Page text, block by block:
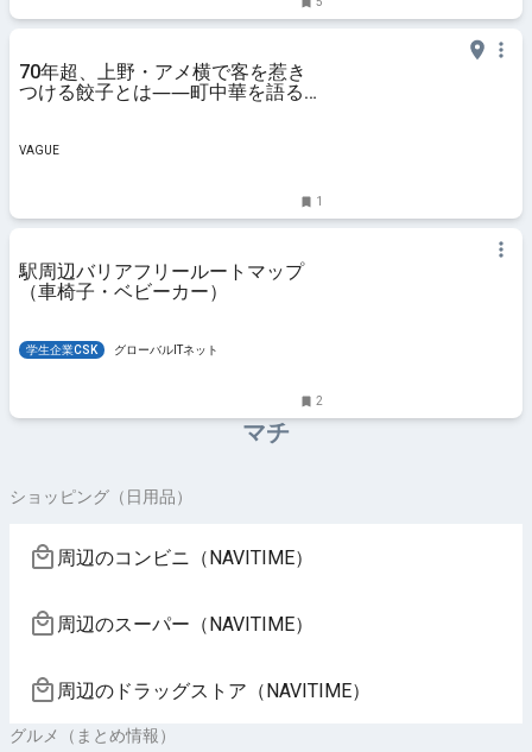
70年超、上野・アメ横で客を惹き
つける餃子とは――町中華を語る上
VAGUE
1
駅周辺バリアフリールートマップ
（車椅子・ベビーカー）
学生企業CSK グローバルITネット
2
マチ
ショッピング（日用品）
周辺のコンビニ（NAVITIME）
周辺のスーパー（NAVITIME）
周辺のドラッグストア（NAVITIME）
グルメ（まとめ情報）